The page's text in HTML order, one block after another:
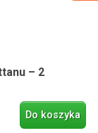
– 2
Do koszyka